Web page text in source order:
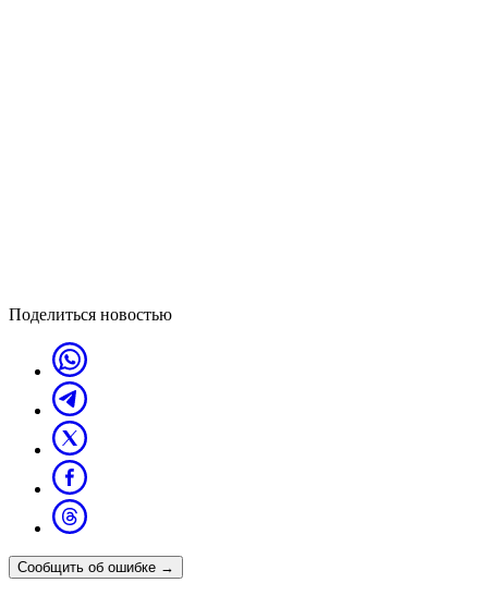
Поделиться новостью
Сообщить об ошибке →